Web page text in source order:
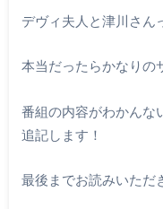
デヴィ夫人と津川さん
本当だったらかなりの
番組の内容がわかんな
追記します！
最後までお読みいただ